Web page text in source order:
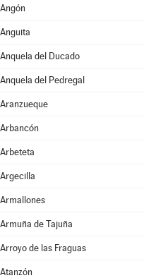
Angón
Anguita
Anquela del Ducado
Anquela del Pedregal
Aranzueque
Arbancón
Arbeteta
Argecilla
Armallones
Armuña de Tajuña
Arroyo de las Fraguas
Atanzón